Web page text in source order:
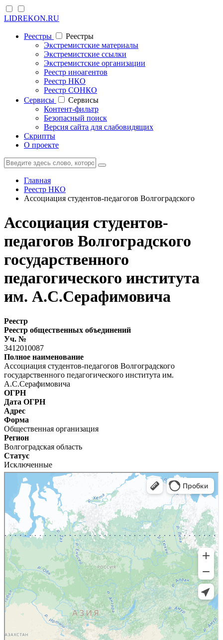
LIDREKON.RU
Реестры
Реестры
Экстремистские материалы
Экстремистские ссылки
Экстремистские организации
Реестр иноагентов
Реестр НКО
Реестр СОНКО
Cервисы
Cервисы
Контент-фильтр
Безопасный поиск
Версия сайта для слабовидящих
Скрипты
О проекте
Главная
Реестр НКО
Ассоциация студентов-педагогов Волгоградского
Ассоциация студентов-
педагогов Волгоградского
государственного
педагогического института
им. А.С.Серафимовича
Реестр
Реестр общественных объединений
Уч. №
3412010087
Полное наименование
Ассоциация студентов-педагогов Волгоградского
государственного педагогического института им.
А.С.Серафимовича
ОГРН
Дата ОГРН
Адрес
Форма
Общественная организация
Регион
Волгоградская область
Статус
Исключенные